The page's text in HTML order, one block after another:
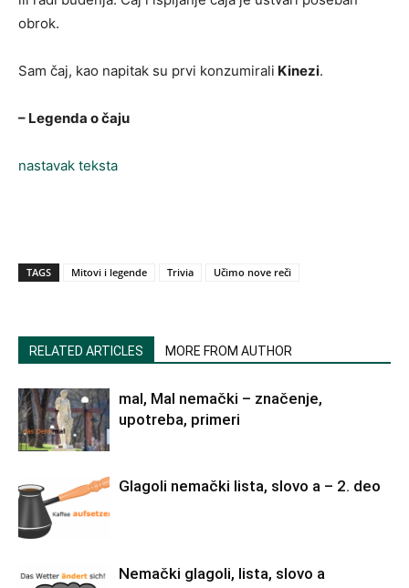
obrok.
Sam čaj, kao napitak su prvi konzumirali Kinezi.
– Legenda o čaju
nastavak teksta
TAGS Mitovi i legende Trivia Učimo nove reči
RELATED ARTICLES MORE FROM AUTHOR
mal, Mal nemački – značenje,
upotreba, primeri
Glagoli nemački lista, slovo a – 2. deo
Nemački glagoli, lista, slovo a